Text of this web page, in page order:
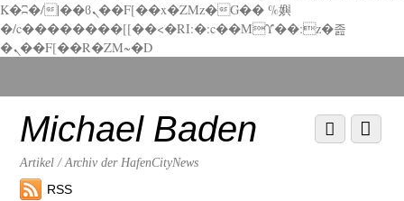
K�ʭ�/|��ϐܢ��F[��x�ZMz�G�� %嬩
�/c��������[[��<�RI:�:c��MΎ��:z�졾
�ܢ��F[��R�ZM~�D
down
contentMichael Baden
Artikel / Archiv der HafenCityNews
RSS
Menu
Scroll
down